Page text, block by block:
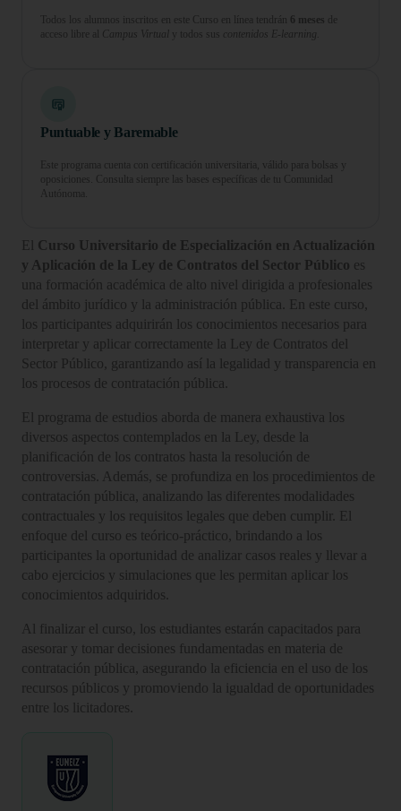
Todos los alumnos inscritos en este Curso en línea tendrán 6 meses de
acceso libre al Campus Virtual y todos sus contenidos E-learning.
Puntuable y Baremable
Este programa cuenta con certificación universitaria, válido para bolsas y
oposiciones. Consulta siempre las bases específicas de tu Comunidad
Autónoma.
El Curso Universitario de Especialización en Actualización
y Aplicación de la Ley de Contratos del Sector Público es
una formación académica de alto nivel dirigida a profesionales
del ámbito jurídico y la administración pública. En este curso,
los participantes adquirirán los conocimientos necesarios para
interpretar y aplicar correctamente la Ley de Contratos del
Sector Público, garantizando así la legalidad y transparencia en
los procesos de contratación pública.
El programa de estudios aborda de manera exhaustiva los
diversos aspectos contemplados en la Ley, desde la
planificación de los contratos hasta la resolución de
controversias. Además, se profundiza en los procedimientos de
contratación pública, analizando las diferentes modalidades
contractuales y los requisitos legales que deben cumplir. El
enfoque del curso es teórico-práctico, brindando a los
participantes la oportunidad de analizar casos reales y llevar a
cabo ejercicios y simulaciones que les permitan aplicar los
conocimientos adquiridos.
Al finalizar el curso, los estudiantes estarán capacitados para
asesorar y tomar decisiones fundamentadas en materia de
contratación pública, asegurando la eficiencia en el uso de los
recursos públicos y promoviendo la igualdad de oportunidades
entre los licitadores.